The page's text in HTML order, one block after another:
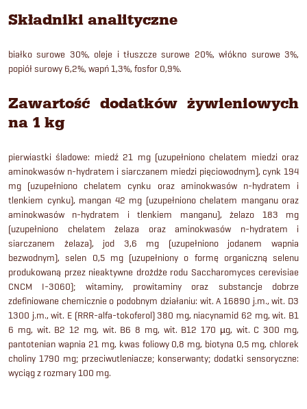
Składniki analityczne
białko surowe 30%, oleje i tłuszcze surowe 20%, włókno surowe 3%,
popiół surowy 6,2%, wapń 1,3%, fosfor 0,9%.
Zawartość dodatków żywieniowych
na 1 kg
pierwiastki śladowe: miedź 21 mg (uzupełniono chelatem miedzi oraz
aminokwasów n-hydratem i siarczanem miedzi pięciowodnym), cynk 194
mg (uzupełniono chelatem cynku oraz aminokwasów n-hydratem i
tlenkiem cynku), mangan 42 mg (uzupełniono chelatem manganu oraz
aminokwasów n-hydratem i tlenkiem manganu), żelazo 183 mg
(uzupełniono chelatem żelaza oraz aminokwasów n-hydratem i
siarczanem żelaza), jod 3,6 mg (uzupełniono jodanem wapnia
bezwodnym), selen 0,5 mg (uzupełniony o formę organiczną selenu
produkowaną przez nieaktywne drożdże rodu Saccharomyces cerevisiae
CNCM I-3060); witaminy, prowitaminy oraz substancje dobrze
zdefiniowane chemicznie o podobnym działaniu: wit. A 16890 j.m., wit. D3
1300 j.m., wit. E (RRR-alfa-tokoferol) 380 mg, niacynamid 62 mg, wit. B1
6 mg, wit. B2 12 mg, wit. B6 8 mg, wit. B12 170 µg, wit. C 300 mg,
pantotenian wapnia 21 mg, kwas foliowy 0,8 mg, biotyna 0,5 mg, chlorek
choliny 1790 mg; przeciwutleniacze; konserwanty; dodatki sensoryczne:
wyciąg z rozmary 100 mg.